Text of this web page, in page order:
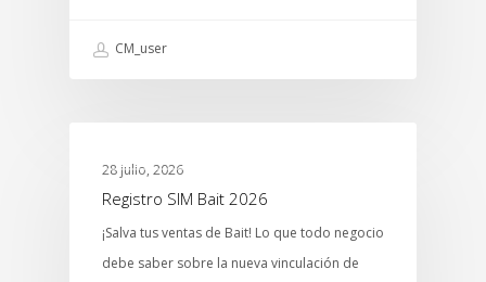
CM_user
28 julio, 2026
Registro SIM Bait 2026
¡Salva tus ventas de Bait! Lo que todo negocio
debe saber sobre la nueva vinculación de